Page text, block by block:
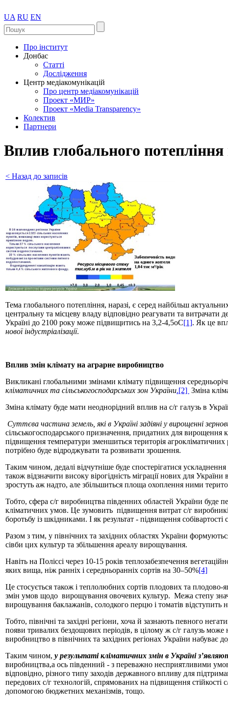
UA RU EN
Про інститут
Донбас
Статті
Дослідження
Центр медіакомунікацій
Про центр медіакомунікацій
Проект «МИР»
Проект «Media Transparency»
Колектив
Партнери
Вплив глобального
< Назад до записів
Тема глобального потепління, наразі, є серед найбільш
центральну та місцеву владу відповідно реагувати та
Україні до 2100 року може підвищитись на 3,2-4,5oС[1]. Як це
нової індустріалізації.
Вплив змін клімату на аграрне виробництво
Викликані глобальними змінами клімату підвищення
кліматичних та сільськогосподарських зон України.[2] Зміна
Зміна клімату буде мати неоднорідний вплив на с/г галузь в
Суттєва частина земель, які в Україні задіяні у вирощенні
сільськогосподарського призначення, придатних для вирощення
підвищення температури зменшиться територія
потрібно буде відроджувати та розвивати зрошення.
Таким чином, дедалі відчутніше буде спостерігатися
також відзначити високу вірогідність міграції нових для
зростуть аж надто, але збільшиться площа охоплення ними
Тобто, сфера с/г виробництва південних областей України буде
кліматичних умов. Це зумовить підвищення витрат с/г
боротьбу із шкідниками. І як результат - підвищення
Разом з тим, у північних та західних областях України
сівби цих культур та збільшення ареалу вирощування.
Навіть на Поліссі через 10-15 років теплозабезпечення
яких вища, ніж ранніх і середньоранніх сортів на 30–50%[4]
Це стосується також і теплолюбних сортів плодових та плодово-
змін умов щодо вирощування овочевих культур. Межа степу
вирощування баклажанів, солодкого перцю і томатів відступить
Тобто, північні та західні регіони, хоча й зазнають певного
появи тривалих бездощових періодів, в цілому ж с/г галузь
виробництво в північних та західних регіонах України набуває
Таким чином, у результаті кліматичних змін в Україні
виробництва,а ось південний - з переважно несприятливими
відповідно, різного типу заходів державного впливу для
передових с/г технологій, спрямованих на підвищення стійкості
допомогою бюджетних механізмів, тощо.